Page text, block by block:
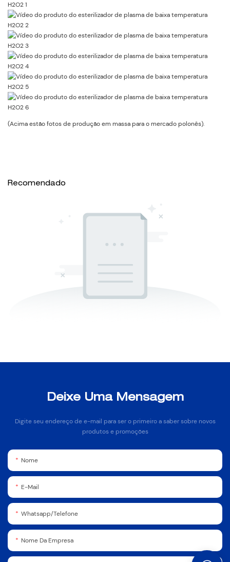
(Acima estão fotos de produção em massa para o mercado polonês).
Recomendado
Deixe Uma Mensagem
Digite seu endereço de e-mail para ser o primeiro a saber sobre novos
produtos e promoções
Nome
E-Mail
Whatsapp/Telefone
Nome Da Empresa